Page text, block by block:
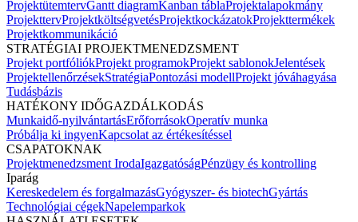
ProjektütemtervGantt diagramKanban táblaProjektalapokmány
ProjekttervProjektköltségvetésProjektkockázatokProjekttermékek
Projektkommunikáció
STRATÉGIAI PROJEKTMENEDZSMENT
Projekt portfóliókProjekt programokProjekt sablonokJelentések
ProjektellenőrzésekStratégiaPontozási modellProjekt jóváhagyása
Tudásbázis
HATÉKONY IDŐGAZDÁLKODÁS
Munkaidő-nyilvántartásErőforrásokOperatív munka
Próbálja ki ingyenKapcsolat az értékesítéssel
CSAPATOKNAK
Projektmenedzsment IrodaIgazgatóságPénzügy és kontrolling
Iparág
Kereskedelem és forgalmazásGyógyszer- és biotechGyártás
Technológiai cégekNapelemparkok